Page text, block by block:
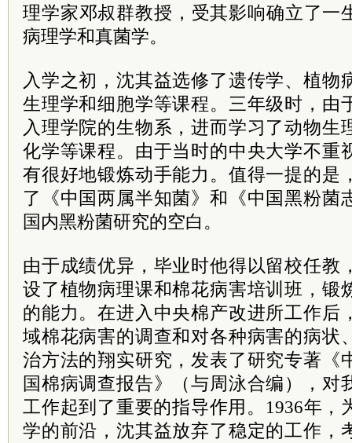
理学家邓叔群教授，受其影响确立了
病理学和真菌学。
入学之初，沈其益选修了遗传学、植物
生理学和细胞学等课程。三年级时，由
入理学院的生物系，进而学习了动物生
化学等课程。由于当时的中央大学不重
有很好地锻炼动手能力。值得一提的是
了《中国两属半知菌》和《中国黑粉菌
国内黑粉菌研究的空白。
由于成绩优异，毕业时他得以留校任教
设了植物病理课和棉花病害培训班，锻
的能力。在进入中央棉产改进所工作后
域棉花病害的调查和对各种病害的病状
治方法的翔实研究，发表了研究专著《
国棉病调查报告》（与周泳合编），对
工作起到了重要的指导作用。1936年，
学的前沿，沈其益放弃了稳定的工作，